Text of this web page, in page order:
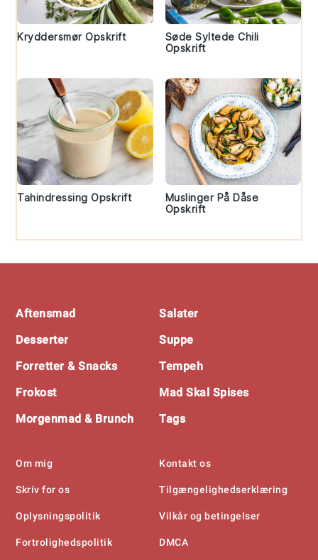
Kryddersmør Opskrift
Søde Syltede Chili
Opskrift
Tahindressing Opskrift
Muslinger På Dåse
Opskrift
Aftensmad
Desserter
Forretter & Snacks
Frokost
Morgenmad & Brunch
Salater
Suppe
Tempeh
Mad Skal Spises
Tags
Om mig
Skriv for os
Oplysningspolitik
Fortrolighedspolitik
Kontakt os
Tilgængelighedserklæring
Vilkår og betingelser
DMCA